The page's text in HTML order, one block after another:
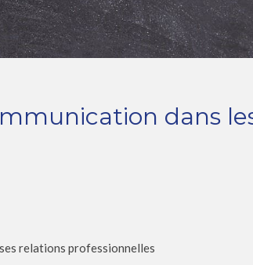
dans
relations professionnelles